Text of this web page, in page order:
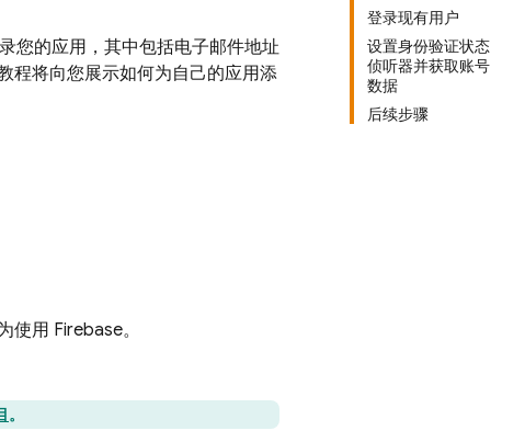
登录现有用户
设置身份验证状态
侦听器并获取账号
数据
后续步骤
您的应用，其中包括电子邮件地址
程将向您展示如何为自己的应用添
用 Firebase。
。